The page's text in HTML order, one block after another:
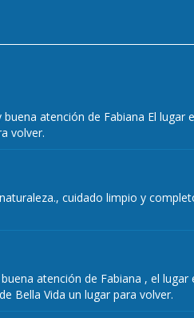
atención de Fabiana El lugar
volver.
cuidado limpio y
atención de Fabiana , el lugar
Bella Vida un lugar para volver.